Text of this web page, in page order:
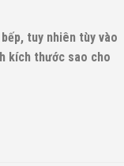
tuy nhiên tùy vào
kích thước sao cho